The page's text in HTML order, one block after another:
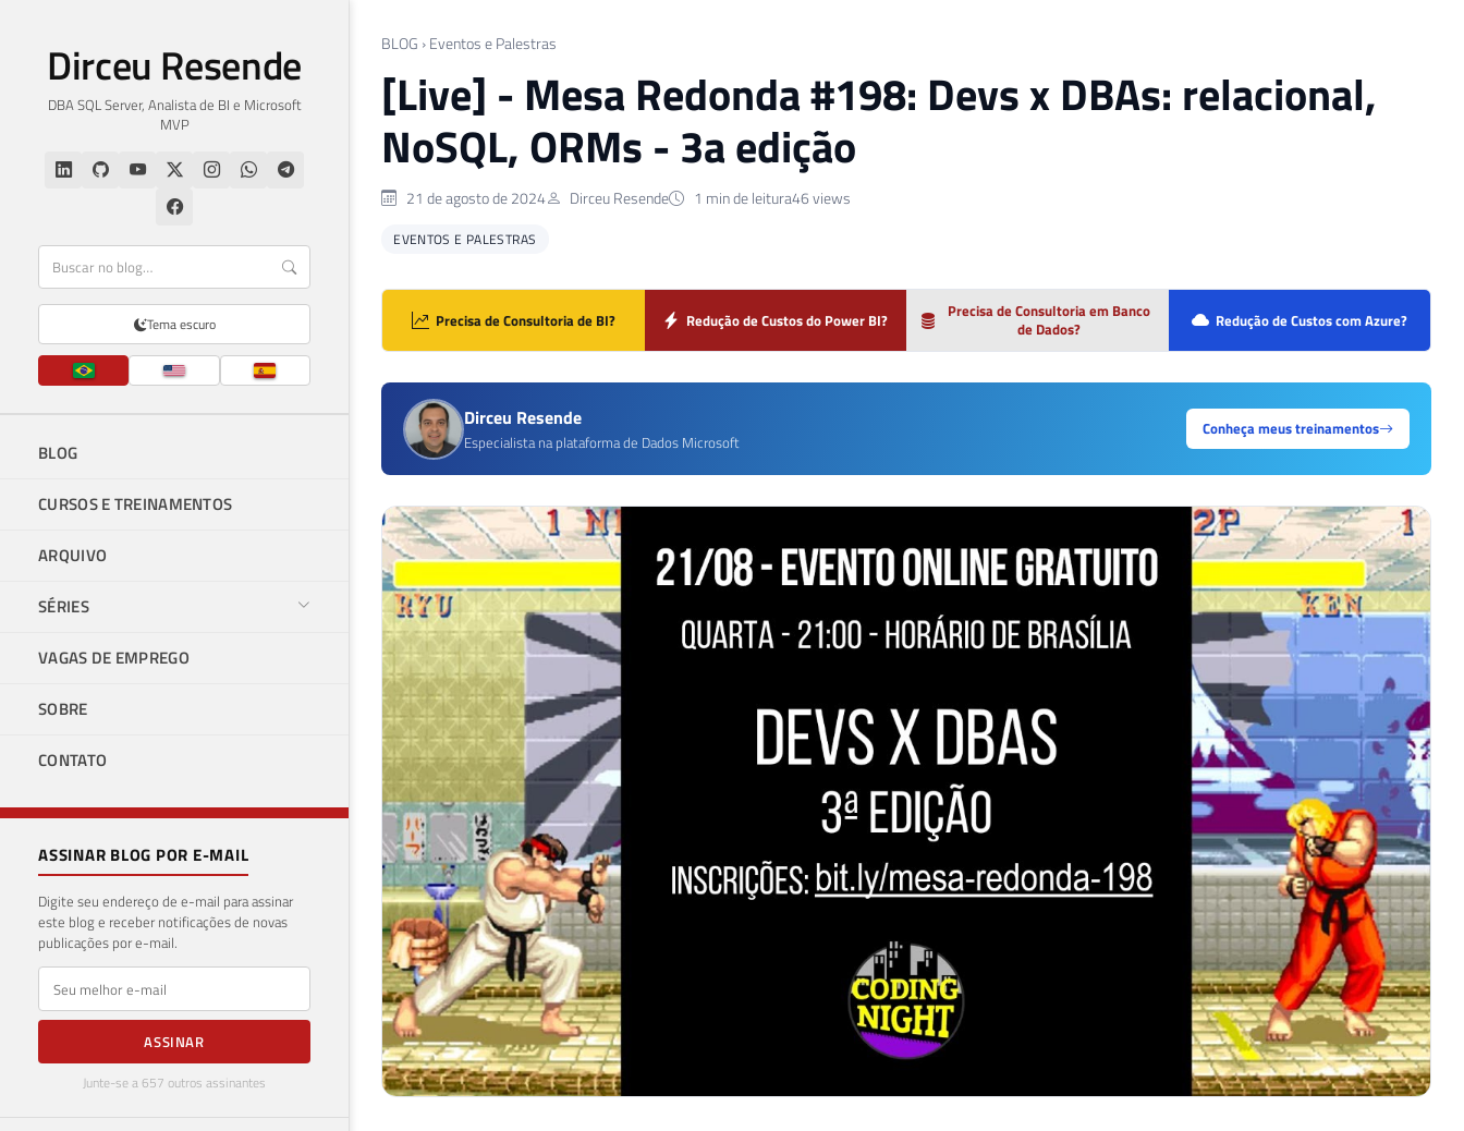
Dirceu Resende
DBA SQL Server, Analista de BI e Microsoft
MVP
Tema escuro
BLOG
CURSOS E TREINAMENTOS
ARQUIVO
SÉRIES
VAGAS DE EMPREGO
SOBRE
CONTATO
ASSINAR BLOG POR E-MAIL
Digite seu endereço de e-mail para assinar
este blog e receber notificações de novas
publicações por e-mail.
E-mail
ASSINAR
Junte-se a 657 outros assinantes
BLOG › Eventos e Palestras
[Live] - Mesa Redonda #198: Devs x DBAs: relacional,
NoSQL, ORMs - 3a edição
21 de agosto de 2024 Dirceu Resende 1 min de leitura46 views
EVENTOS E PALESTRAS
Precisa de Consultoria de BI? Redução de Custos do Power BI?
Precisa de Consultoria em Banco
de Dados?
Redução de Custos com Azure?
Dirceu Resende
Especialista na plataforma de Dados Microsoft
Conheça meus treinamentos